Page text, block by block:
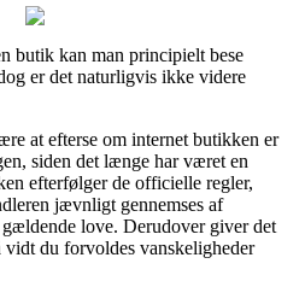
butik kan man principielt bese
er det naturligvis ikke videre
at efterse om internet butikken er
siden det længe har været en
efterfølger de officielle regler,
jævnligt gennemses af
love. Derudover giver det
du forvoldes vanskeligheder